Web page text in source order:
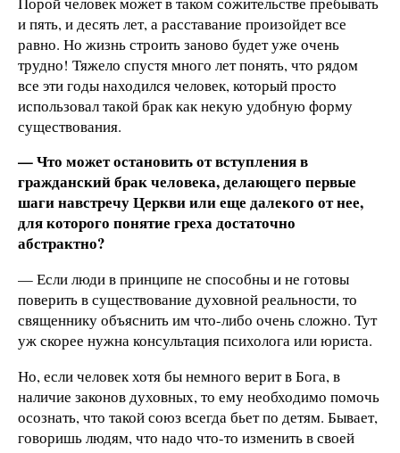
и пять, и десять лет, а расставание произойдет все
равно. Но жизнь строить заново будет уже очень
трудно! Тяжело спустя много лет понять, что рядом
все эти годы находился человек, который просто
использовал такой брак как некую удобную форму
существования.
— Что может остановить от вступления в
гражданский брак человека, делающего первые
шаги навстречу Церкви или еще далекого от нее,
для которого понятие греха достаточно
абстрактно?
— Если люди в принципе не способны и не готовы
поверить в существование духовной реальности, то
священнику объяснить им что-либо очень сложно. Тут
уж скорее нужна консультация психолога или юриста.
Но, если человек хотя бы немного верит в Бога, в
наличие законов духовных, то ему необходимо помочь
осознать, что такой союз всегда бьет по детям. Бывает,
говоришь людям, что надо что-то изменить в своей